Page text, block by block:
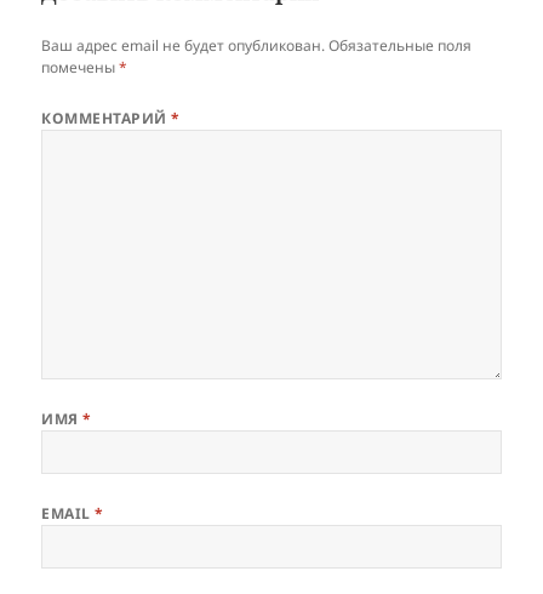
Ваш адрес email не будет опубликован. Обязательные поля
помечены*
КОММЕНТАРИЙ*
ИМЯ*
EMAIL*